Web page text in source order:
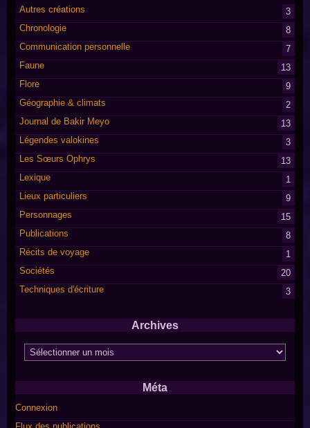
Autres créations
3
Chronologie
8
Communication personnelle
7
Faune
13
Flore
9
Géographie & climats
2
Journal de Bakir Meyo
13
Légendes valokines
3
Les Sœurs Ophrys
13
Lexique
1
Lieux particuliers
9
Personnages
15
Publications
8
Récits de voyage
1
Sociétés
20
Techniques d'écriture
3
Archives
Archives
Méta
Connexion